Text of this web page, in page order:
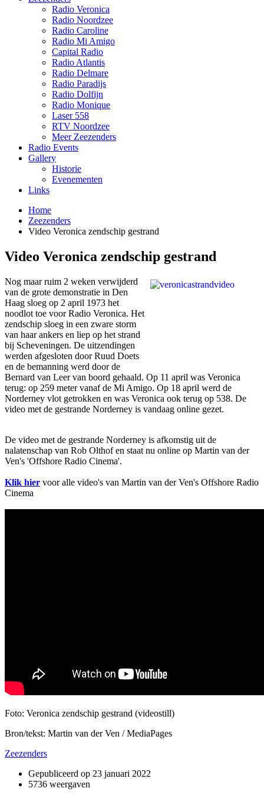
Radio Veronica
Radio Noordzee
Radio Caroline
Radio Mi Amigo
Capital Radio
Radio Atlantis
Radio Delmare
Radio Paradijs
Radio Dolfijn
Radio Monique
Laser 558
RTV Noordzee
Meer Zeezenders
Radio Events
Gallery
Historie
Evenementen
Links
Home
Zeezenders
Video Veronica zendschip gestrand
Video Veronica zendschip gestrand
Nog maar ruim 2 weken verwijderd
van de grote demonstratie in Den
Haag sloeg op 2 april 1973 het
noodlot toe voor Radio Veronica. Het
zendschip sloeg in een zware storm
van haar ankers en liep op het strand
bij Scheveningen. De uitzendingen
werden afgesloten door Ruud Doets
en de bemanning werd door de
Bernard van Leer van boord gehaald. Op 11 april was Veronica
terug: op 259 meter vanaf de Mi Amigo. Op 18 april werd de
Norderney vlot getrokken en was Veronica ook terug op 538. De
video met de gestrande Norderney is vandaag online gezet.
De video met de gestrande Norderney is afkomstig uit de
nalatenschap van Rob Olthof en staat nu online op Martin van der
Ven's 'Offshore Radio Cinema'.
Klik hier voor alle video's van Martin van der Ven's Offshore Radio
Cinema
Foto: Veronica zendschip gestrand (videostill)
Bron/tekst: Martin van der Ven / MediaPages
Zeezenders
Gepubliceerd op 23 januari 2022
5736 weergaven